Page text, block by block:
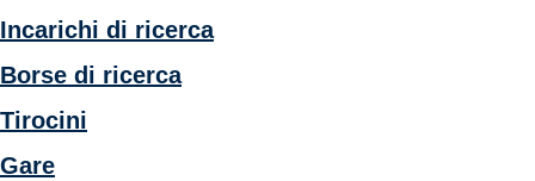
Incarichi di ricerca
Borse di ricerca
Tirocini
Gare